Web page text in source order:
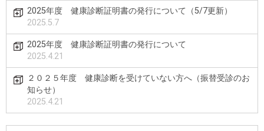
2025年度 健康診断証明書の発行について（5/7更新）
2025.5.7
2025年度 健康診断証明書の発行について
2025.4.21
２０２５年度 健康診断を受けていない方へ（振替受診のお
知らせ）
2025.4.21